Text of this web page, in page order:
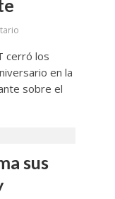
cerró los
en la
sobre el
sus